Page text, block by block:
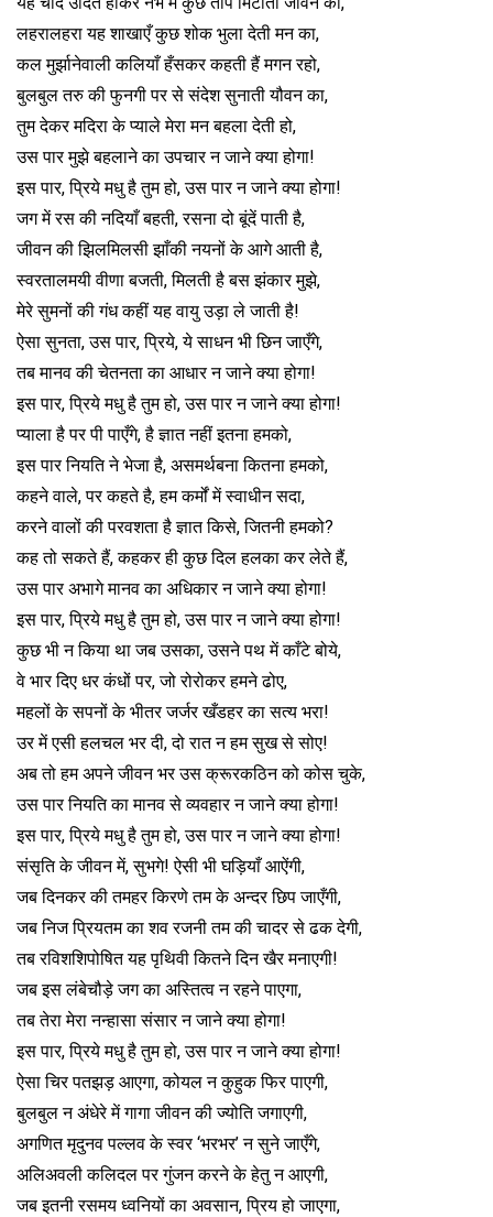
लहरालहरा यह शाखा‌एँ कुछ शोक भुला देती मन का,
कल मुर्झानेवाली कलियाँ हँसकर कहती हैं मगन रहो,
बुलबुल तरु की फुनगी पर से संदेश सुनाती यौवन का,
तुम देकर मदिरा के प्याले मेरा मन बहला देती हो,
उस पार मुझे बहलाने का उपचार न जाने क्या होगा!
इस पार, प्रिये मधु है तुम हो, उस पार न जाने क्या होगा!
जग में रस की नदियाँ बहती, रसना दो बूंदें पाती है,
जीवन की झिलमिलसी झाँकी नयनों के आगे आती है,
स्वरतालमयी वीणा बजती, मिलती है बस झंकार मुझे,
मेरे सुमनों की गंध कहीं यह वायु उड़ा ले जाती है!
ऐसा सुनता, उस पार, प्रिये, ये साधन भी छिन जा‌एँगे,
तब मानव की चेतनता का आधार न जाने क्या होगा!
इस पार, प्रिये मधु है तुम हो, उस पार न जाने क्या होगा!
प्याला है पर पी पा‌एँगे, है ज्ञात नहीं इतना हमको,
इस पार नियति ने भेजा है, असमर्थबना कितना हमको,
कहने वाले, पर कहते है, हम कर्मों में स्वाधीन सदा,
करने वालों की परवशता है ज्ञात किसे, जितनी हमको?
कह तो सकते हैं, कहकर ही कुछ दिल हलका कर लेते हैं,
उस पार अभागे मानव का अधिकार न जाने क्या होगा!
इस पार, प्रिये मधु है तुम हो, उस पार न जाने क्या होगा!
कुछ भी न किया था जब उसका, उसने पथ में काँटे बोये,
वे भार दि‌ए धर कंधों पर, जो रोरोकर हमने ढो‌ए,
महलों के सपनों के भीतर जर्जर खँडहर का सत्य भरा!
उर में एसी हलचल भर दी, दो रात न हम सुख से सो‌ए!
अब तो हम अपने जीवन भर उस क्रूरकठिन को कोस चुके,
उस पार नियति का मानव से व्यवहार न जाने क्या होगा!
इस पार, प्रिये मधु है तुम हो, उस पार न जाने क्या होगा!
संसृति के जीवन में, सुभगे! ऐसी भी घड़ियाँ आ‌ऐंगी,
जब दिनकर की तमहर किरणे तम के अन्दर छिप जा‌एँगी,
जब निज प्रियतम का शव रजनी तम की चादर से ढक देगी,
तब रविशशिपोषित यह पृथिवी कितने दिन खैर मना‌एगी!
जब इस लंबेचौड़े जग का अस्तित्व न रहने पा‌एगा,
तब तेरा मेरा नन्हासा संसार न जाने क्या होगा!
इस पार, प्रिये मधु है तुम हो, उस पार न जाने क्या होगा!
ऐसा चिर पतझड़ आ‌एगा, कोयल न कुहुक फिर पा‌एगी,
बुलबुल न अंधेरे में गागा जीवन की ज्योति जगा‌एगी,
अगणित मृदुनव पल्लव के स्वर ‘भरभर’ न सुने जा‌एँगे,
अलि‌अवली कलिदल पर गुंजन करने के हेतु न आ‌एगी,
जब इतनी रसमय ध्वनियों का अवसान, प्रिय हो जा‌एगा,